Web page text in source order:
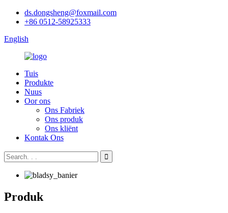
ds.dongsheng@foxmail.com
+86 0512-58925333
English
Tuis
Produkte
Nuus
Oor ons
Ons Fabriek
Ons produk
Ons kliënt
Kontak Ons
Produk